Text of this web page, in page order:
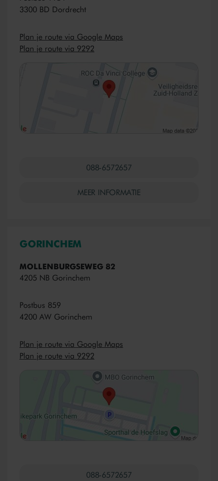
3300 BD Dordrecht
Plan je route via Google Maps
Plan je route via 9292
088-6572657
MEER INFORMATIE
GORINCHEM
MOLLENBURGSEWEG 82
4205 NB Gorinchem
Postbus 859
4200 AW Gorinchem
Plan je route via Google Maps
Plan je route via 9292
088-6572657